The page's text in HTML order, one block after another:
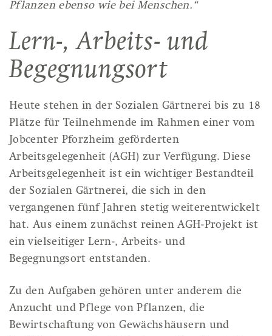
Pflanzen ebenso wie bei Menschen.“
Lern-, Arbeits- und
Begegnungsort
Heute stehen in der Sozialen Gärtnerei bis zu 18
Plätze für Teilnehmende im Rahmen einer vom
Jobcenter Pforzheim geförderten
Arbeitsgelegenheit (AGH) zur Verfügung. Diese
Arbeitsgelegenheit ist ein wichtiger Bestandteil
der Sozialen Gärtnerei, die sich in den
vergangenen fünf Jahren stetig weiterentwickelt
hat. Aus einem zunächst reinen AGH-Projekt ist
ein vielseitiger Lern-, Arbeits- und
Begegnungsort entstanden.
Zu den Aufgaben gehören unter anderem die
Anzucht und Pflege von Pflanzen, die
Bewirtschaftung von Gewächshäusern und